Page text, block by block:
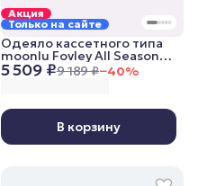
Акция
Только на сайте
5 509 ₽9 189 ₽−40%
Одеяло кассетного типа
moonlu Fovley All Seasons,
140x205 см, всесезонное
В корзину